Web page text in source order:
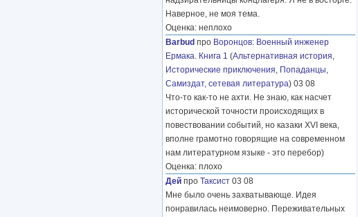
Наверное, не моя тема.
Оценка: неплохо
Barbud про Воронцов: Военный инженер
Ермака. Книга 1 (Альтернативная история,
Исторические приключения, Попаданцы,
Самиздат, сетевая литература) 03 08
Что-то как-то не ахти. Не знаю, как насчет
исторической точности происходящих в
повествовании событий, но казаки XVI века,
вполне грамотно говорящие на современном
нам литературном языке - это перебор)
Оценка: плохо
Дей про Таксист 03 08
Мне было очень захватывающе. Идея
понравилась неимоверно. Переживательных